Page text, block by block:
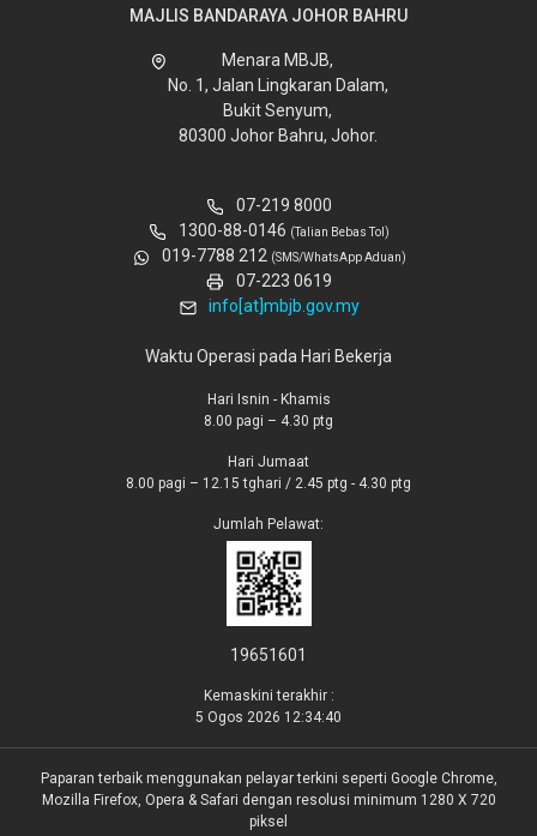
MAJLIS BANDARAYA JOHOR BAHRU
Menara MBJB,
No. 1, Jalan Lingkaran Dalam,
Bukit Senyum,
80300 Johor Bahru, Johor.
07-219 8000
1300-88-0146 (Talian Bebas Tol)
019-7788 212 (SMS/WhatsApp Aduan)
07-223 0619
info[at]mbjb.gov.my
Waktu Operasi pada Hari Bekerja
Hari Isnin - Khamis
8.00 pagi – 4.30 ptg
Hari Jumaat
8.00 pagi – 12.15 tghari / 2.45 ptg - 4.30 ptg
Jumlah Pelawat:
19651601
Kemaskini terakhir :
5 Ogos 2026 12:34:40
Paparan terbaik menggunakan pelayar terkini seperti Google Chrome,
Mozilla Firefox, Opera & Safari dengan resolusi minimum 1280 X 720
piksel